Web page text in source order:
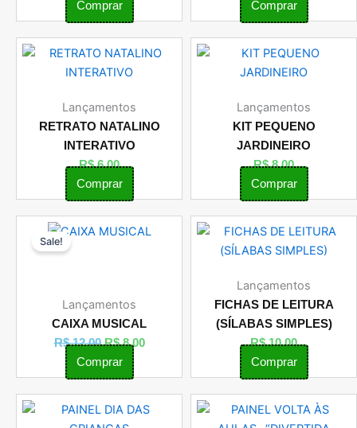
Comprar Comprar
Lançamentos
RETRATO NATALINO
INTERATIVO
R$6,00
Comprar
Lançamentos
KIT PEQUENO
JARDINEIRO
R$8,00
Comprar
Sale!
Lançamentos
CAIXA MUSICAL
R$12,00
O
R$ 12,00.
R$8,00
O
Comprar
Lançamentos
FICHAS DE LEITURA
(SÍLABAS SIMPLES)
R$10,00
Comprar